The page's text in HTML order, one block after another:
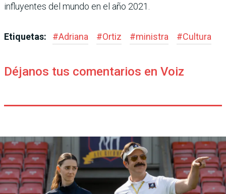
influyentes del mundo en el año 2021.
Etiquetas: #Adriana #Ortiz #ministra #Cultura
Déjanos tus comentarios en Voiz